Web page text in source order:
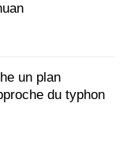
un plan
du typhon